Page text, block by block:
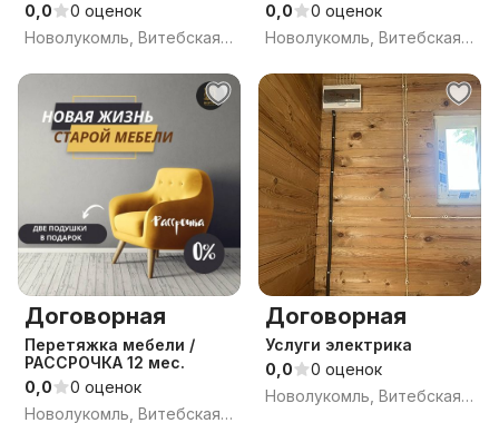
0,0
0 оценок
Новолукомль, Витебская обл.
0,0
0 оценок
Новолукомль, Витебская обл.
Договорная
Перетяжка мебели /
РАССРОЧКА 12 мес.
0,0
0 оценок
Новолукомль, Витебская обл.
Договорная
Услуги электрика
0,0
0 оценок
Новолукомль, Витебская обл.